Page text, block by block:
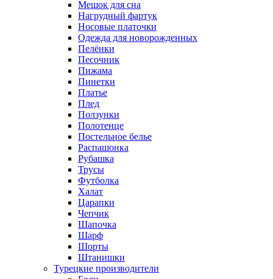
Мешок для сна
Нагрудный фартук
Носовые платочки
Одежда для новорожденных
Пелёнки
Песочник
Пижама
Пинетки
Платье
Плед
Ползунки
Полотенце
Постельное белье
Распашонка
Рубашка
Трусы
Футболка
Халат
Царапки
Чепчик
Шапочка
Шарф
Шорты
Штанишки
Турецкие производители